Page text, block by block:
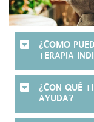
¿COMO
TERAPIA
¿CON QUÉ
AYUDA?